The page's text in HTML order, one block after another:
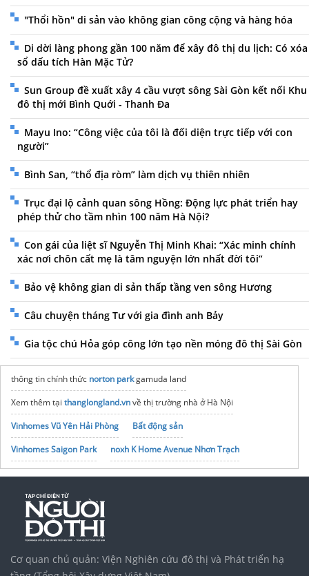
"Thổi hồn" di sản vào không gian công cộng và hàng hóa
Di dời làng phong gần 100 năm để xây đô thị du lịch: Có xóa
sổ dấu tích Hàn Mặc Tử?
Sun Group đề xuất xây 4 cầu vượt sông Sài Gòn kết nối Khu
đô thị mới Bình Quới - Thanh Đa
Mayu Ino: “Công việc của tôi là đối diện trực tiếp với con
người”
Bình San, “thổ địa ròm” làm dịch vụ thiên nhiên
Trục đại lộ cảnh quan sông Hồng: Động lực phát triển hay
phép thử cho tầm nhìn 100 năm Hà Nội?
Con gái của liệt sĩ Nguyễn Thị Minh Khai: “Xác minh chính
xác nơi chôn cất mẹ là tâm nguyện lớn nhất đời tôi”
Bảo vệ không gian di sản thấp tầng ven sông Hương
Câu chuyện tháng Tư với gia đình anh Bảy
Gia tộc chú Hỏa góp công lớn tạo nền móng đô thị Sài Gòn
thông tin chính thức norton parkgamuda land
Xem thêm tại thanglongland.vnvề thị trường nhà ở Hà Nội
Vinhomes Vũ Yên Hải Phòng
Bất động sản
Vinhomes Saigon Park
noxh K Home Avenue Nhơn Trạch
Tập đoàn Bcons Group
Cơ quan chủ quản: Viện Nghiên cứu đô thị và Phát triển hạ